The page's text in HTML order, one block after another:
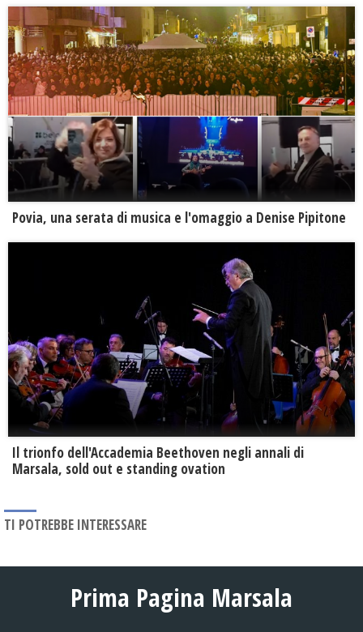
Povia, una serata di musica e l'omaggio a Denise Pipitone
Il trionfo dell'Accademia Beethoven negli annali di
Marsala, sold out e standing ovation
TI POTREBBE INTERESSARE
Prima Pagina Marsala